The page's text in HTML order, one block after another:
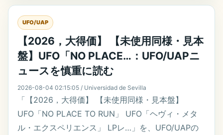
UFO/UAP
【2026，大得価】 【未使用同様・見本
盤】UFO「NO PLACE…：UFO/UAPニ
ュースを慎重に読む
2026-08-04 02:15:05 / Universidad de Sevilla
「【2026，大得価】 【未使用同様・見本盤】
UFO「NO PLACE TO RUN」 UFO「ヘヴィ・メタ
ル・エクスペリエンス」 LPレ…」を、UFO/UAPの